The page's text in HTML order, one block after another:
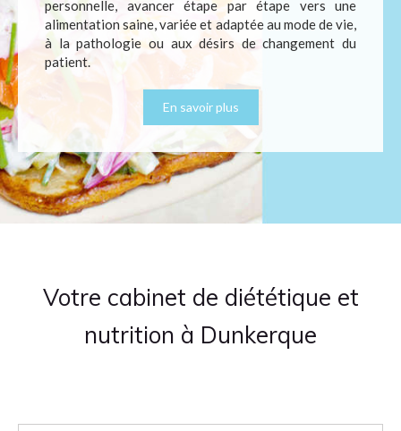
personnelle, avancer étape par étape vers une
alimentation saine, variée et adaptée au mode de vie,
à la pathologie ou aux désirs de changement du
patient.
En savoir plus
Votre cabinet de diététique et
nutrition à Dunkerque